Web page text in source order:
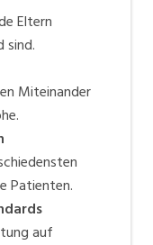
Eltern
sind.
Miteinander
Patienten.
auf